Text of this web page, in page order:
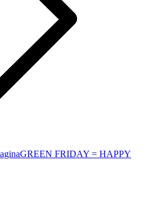
GREEN FRIDAY = HAPPY